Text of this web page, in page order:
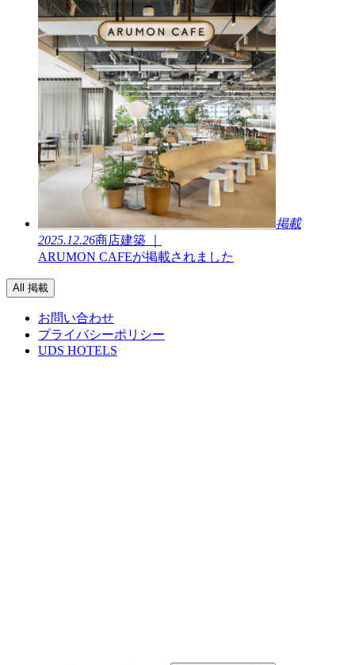
掲載
2025.12.26商店建築 ｜
ARUMON CAFEが掲載されました
All 掲載
お問い合わせ
プライバシーポリシー
UDS HOTELS